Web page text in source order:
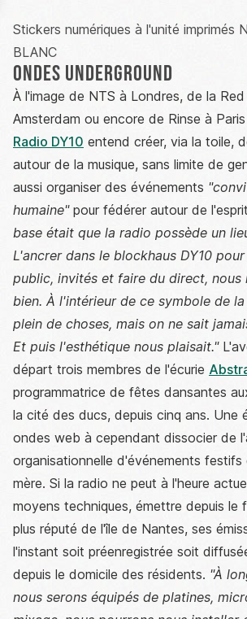
Stickers numériques à l'unité imprimés
BLANC
Ondes underground
À l'image de NTS à Londres, de la
Amsterdam ou encore de Rinse à
Radio DY10 entend créer, via la toile,
autour de la musique, sans limite de
aussi organiser des événements
humaine"pour fédérer autour de
base était que la radio possède un
L'ancrer dans le blockhaus DY10
public, invités et faire du direct, nous
bien. À l'intérieur de ce symbole de
plein de choses, mais on ne sait
Et puis l'esthétique nous plaisait."
départ trois membres de l'écurie
programmatrice de fêtes dansantes
la cité des ducs, depuis cinq ans. Une
ondes web à cependant dissocier de
organisationnelle d'événements festifs
mère. Si la radio ne peut à l'heure
moyens techniques, émettre depuis le
plus réputé de l'île de Nantes, ses
l'instant soit préenregistrée soit
depuis le domicile des résidents. "À
nous serons équipés de platines,